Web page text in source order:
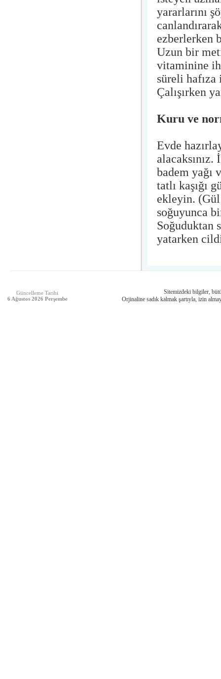
yararlarını
ezberlerken
Uzun bir
vitaminine
süreli
Çalışırken
Kuru ve
Evde
alacaksınız.
badem yağı
tatlı kaşığı
ekleyin. (Gül
soğuyunca
Soğuduktan
yatarken
Güncelleme Tarihi
6 Ağustos 2026 Perşembe
Sitemizdeki bilgiler,
Orjinaline sadık kalmak şartıyla, izin